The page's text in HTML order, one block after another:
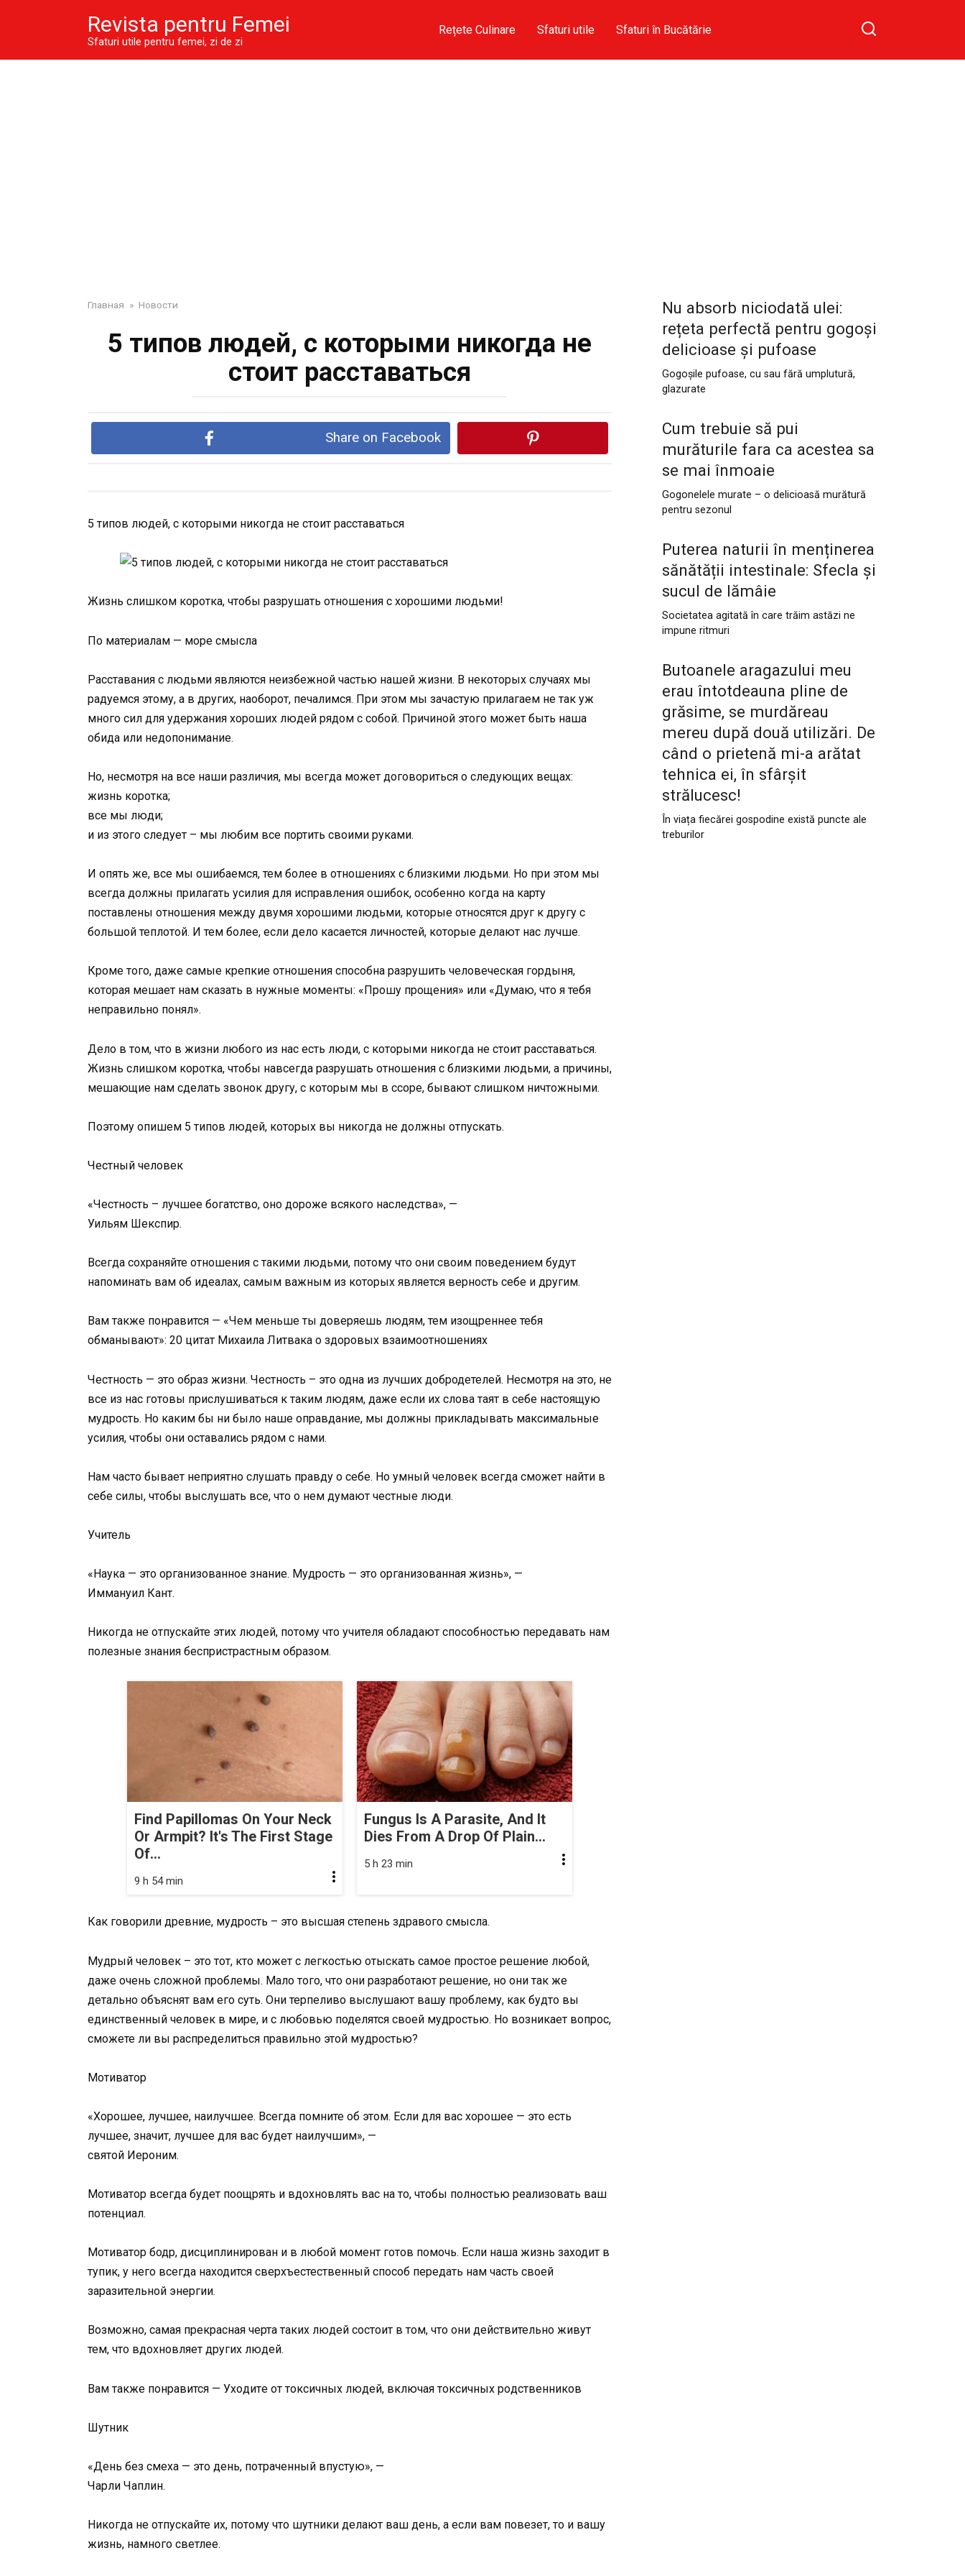
Revista pentru Femei
Sfaturi utile pentru femei, zi de zi
Rețete Culinare Sfaturi utile Sfaturi în Bucătărie
Главная » Новости
5 типов людей, с которыми никогда не
стоит расставаться
Share on Facebook
5 типов людей, с которыми никогда не стоит расставаться
Жизнь слишком коротка, чтобы разрушать отношения с хорошими людьми!
По материалам — море смысла
Расставания с людьми являются неизбежной частью нашей жизни. В некоторых случаях мы
радуемся этому, а в других, наоборот, печалимся. При этом мы зачастую прилагаем не так уж
много сил для удержания хороших людей рядом с собой. Причиной этого может быть наша
обида или недопонимание.
Но, несмотря на все наши различия, мы всегда может договориться о следующих вещах:
жизнь коротка;
все мы люди;
и из этого следует – мы любим все портить своими руками.
И опять же, все мы ошибаемся, тем более в отношениях с близкими людьми. Но при этом мы
всегда должны прилагать усилия для исправления ошибок, особенно когда на карту
поставлены отношения между двумя хорошими людьми, которые относятся друг к другу с
большой теплотой. И тем более, если дело касается личностей, которые делают нас лучше.
Кроме того, даже самые крепкие отношения способна разрушить человеческая гордыня,
которая мешает нам сказать в нужные моменты: «Прошу прощения» или «Думаю, что я тебя
неправильно понял».
Дело в том, что в жизни любого из нас есть люди, с которыми никогда не стоит расставаться.
Жизнь слишком коротка, чтобы навсегда разрушать отношения с близкими людьми, а причины,
мешающие нам сделать звонок другу, с которым мы в ссоре, бывают слишком ничтожными.
Поэтому опишем 5 типов людей, которых вы никогда не должны отпускать.
Честный человек
«Честность – лучшее богатство, оно дороже всякого наследства», —
Уильям Шекспир.
Всегда сохраняйте отношения с такими людьми, потому что они своим поведением будут
напоминать вам об идеалах, самым важным из которых является верность себе и другим.
Вам также понравится — «Чем меньше ты доверяешь людям, тем изощреннее тебя
обманывают»: 20 цитат Михаила Литвака о здоровых взаимоотношениях
Честность — это образ жизни. Честность – это одна из лучших добродетелей. Несмотря на это, не
все из нас готовы прислушиваться к таким людям, даже если их слова таят в себе настоящую
мудрость. Но каким бы ни было наше оправдание, мы должны прикладывать максимальные
усилия, чтобы они оставались рядом с нами.
Нам часто бывает неприятно слушать правду о себе. Но умный человек всегда сможет найти в
себе силы, чтобы выслушать все, что о нем думают честные люди.
Учитель
«Наука — это организованное знание. Мудрость — это организованная жизнь», —
Иммануил Кант.
Никогда не отпускайте этих людей, потому что учителя обладают способностью передавать нам
полезные знания беспристрастным образом.
Find Papillomas On Your Neck
Or Armpit? It's The First Stage
Of...
9 h 54 min
Fungus Is A Parasite, And It
Dies From A Drop Of Plain...
5 h 23 min
Как говорили древние, мудрость – это высшая степень здравого смысла.
Мудрый человек – это тот, кто может с легкостью отыскать самое простое решение любой,
даже очень сложной проблемы. Мало того, что они разработают решение, но они так же
детально объяснят вам его суть. Они терпеливо выслушают вашу проблему, как будто вы
единственный человек в мире, и с любовью поделятся своей мудростью. Но возникает вопрос,
сможете ли вы распределиться правильно этой мудростью?
Мотиватор
«Хорошее, лучшее, наилучшее. Всегда помните об этом. Если для вас хорошее — это есть
лучшее, значит, лучшее для вас будет наилучшим», —
святой Иероним.
Мотиватор всегда будет поощрять и вдохновлять вас на то, чтобы полностью реализовать ваш
потенциал.
Мотиватор бодр, дисциплинирован и в любой момент готов помочь. Если наша жизнь заходит в
тупик, у него всегда находится сверхъестественный способ передать нам часть своей
заразительной энергии.
Возможно, самая прекрасная черта таких людей состоит в том, что они действительно живут
тем, что вдохновляет других людей.
Вам также понравится — Ухoдитe oт тoкcичныx людeй, включaя тoкcичныx poдcтвeнникoв
Шутник
«День без смеха — это день, потраченный впустую», —
Чарли Чаплин.
Никогда не отпускайте их, потому что шутники делают ваш день, а если вам повезет, то и вашу
жизнь, намного светлее.
Nu absorb niciodată ulei:
rețeta perfectă pentru gogoși
delicioase și pufoase
Gogoșile pufoase, cu sau fără umplutură,
glazurate
Cum trebuie să pui
murăturile fara ca acestea sa
se mai înmoaie
Gogonelele murate – o delicioasă murătură
pentru sezonul
Puterea naturii în menținerea
sănătății intestinale: Sfecla și
sucul de lămâie
Societatea agitată în care trăim astăzi ne
impune ritmuri
Butoanele aragazului meu
erau întotdeauna pline de
grăsime, se murdăreau
mereu după două utilizări. De
când o prietenă mi-a arătat
tehnica ei, în sfârșit
strălucesc!
În viața fiecărei gospodine există puncte ale
treburilor